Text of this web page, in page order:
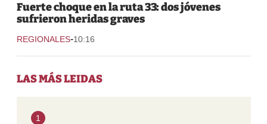
Fuerte choque en la ruta 33: dos jóvenes
sufrieron heridas graves
REGIONALES-10:16
LAS MÁS LEIDAS
1